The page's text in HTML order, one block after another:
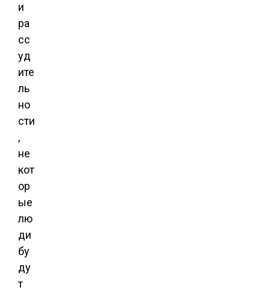
и
ра
сс
уд
ите
ль
но
сти
,
не
кот
ор
ые
лю
ди
бу
ду
т